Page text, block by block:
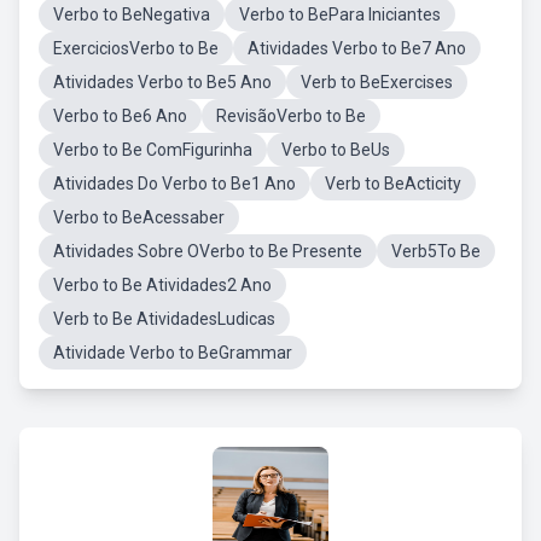
Verbo to BeNegativa
Verbo to BePara Iniciantes
ExerciciosVerbo to Be
Atividades Verbo to Be7 Ano
Atividades Verbo to Be5 Ano
Verb to BeExercises
Verbo to Be6 Ano
RevisãoVerbo to Be
Verbo to Be ComFigurinha
Verbo to BeUs
Atividades Do Verbo to Be1 Ano
Verb to BeActicity
Verbo to BeAcessaber
Atividades Sobre OVerbo to Be Presente
Verb5To Be
Verbo to Be Atividades2 Ano
Verb to Be AtividadesLudicas
Atividade Verbo to BeGrammar